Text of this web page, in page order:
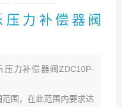
压力补偿器阀
压力补偿器阀ZDC10P-
围，在此范围内要求达